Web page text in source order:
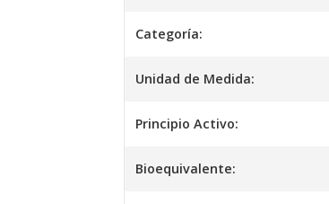
Categoría:
Unidad de Medida:
Principio Activo:
Bioequivalente: